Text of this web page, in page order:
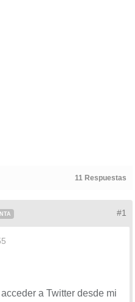
11 Respuestas
#1
a Twitter desde mi